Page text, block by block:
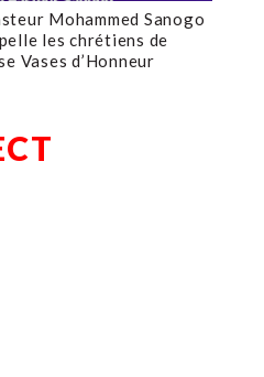
Mohammed Sanogo
les chrétiens de
Vases d’Honneur